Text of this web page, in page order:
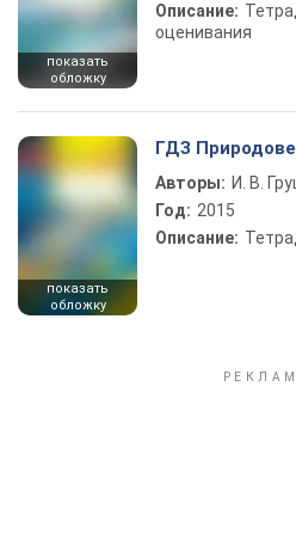
показать
обложку
Описание:
оценивания
показать
обложку
ГДЗ
Авторы: И. В.
Год: 2015
Описание: